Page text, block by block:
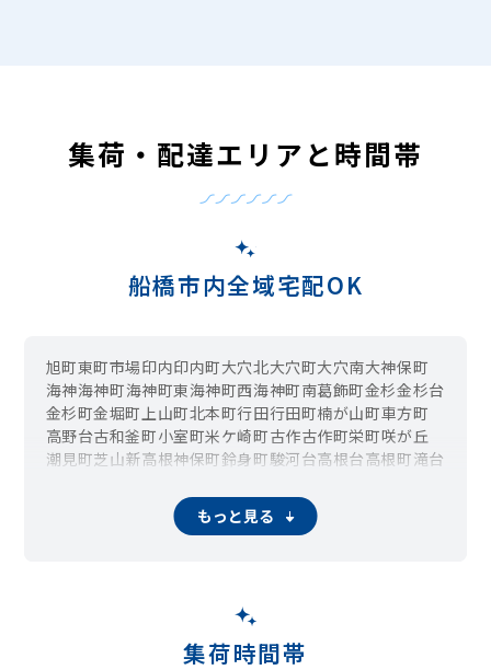
集荷・配達エリアと時間帯
船橋市内全域宅配OK
旭町東町市場印内印内町大穴北大穴町大穴南大神保町
海神海神町海神町東海神町西海神町南葛飾町金杉金杉台
金杉町金堀町 上山町北本町行田行田町楠が山町車方町
高野台古和釜町小室町米ケ崎町古作古作町栄町咲が丘
潮見町芝山新高根神保町鈴身町駿河台高根台高根町滝台
七林町習志野習志野台西浦
浜町東中山東船橋日の出藤原
もっと見る
集荷時間帯